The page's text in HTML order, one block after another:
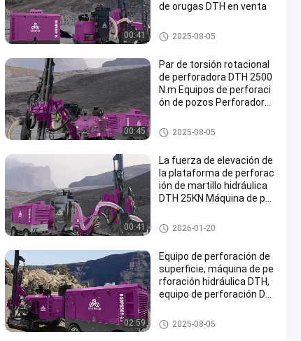
00:41
de orugas DTH en venta
Perforadora de DTH
2025-08-05
00:45
Par de torsión rotacional
de perforadora DTH 2500
N.m Equipos de perforaci
ón de pozos Perforadora
Perforadora de DTH
2025-08-05
00:41
La fuerza de elevación de
la plataforma de perforac
ión de martillo hidráulica
DTH 25KN Máquina de per
Perforadora de DTH
2026-01-20
02:59
Equipo de perforación de
superficie, máquina de pe
rforación hidráulica DTH,
equipo de perforación DT
a
Perforadora de DTH
2025-08-05